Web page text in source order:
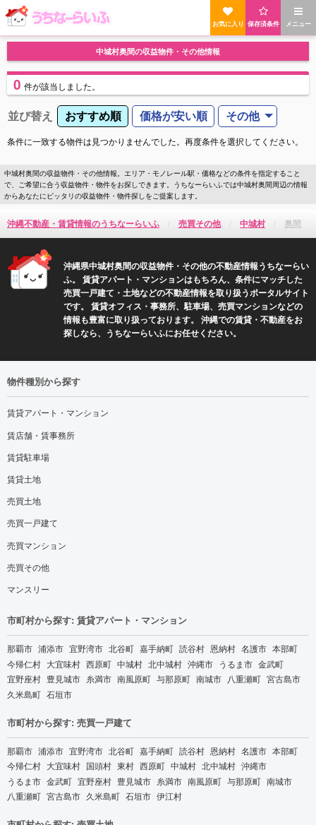
メニュー
保存済条件
お気に入り
中城村奥間の収益物件・その他情報
0 件が該当しました。
並び替え おすすめ順 価格が安い順 その他
条件に一致する物件は見つかりませんでした。再度条件を選択してください。
中城村奥間の収益物件・その他情報。エリア・モノレール駅・価格などの条件を指定すること
で、ご希望に合う収益物件・物件をお探しできます。うちなーらいふでは中城村奥間周辺の情報
からあなたにピッタリの収益物件・物件探しをご提案します。
沖縄不動産・賃貸情報のうちなーらいふ 売買その他 中城村 奥間
沖縄県中城村奥間の収益物件・その他の不動産情報うちなーらい
ふ。 賃貸アパート・マンションはもちろん、条件にマッチした
売買一戸建て・土地などの不動産情報を取り扱うポータルサイト
です。 賃貸オフィス・事務所、駐車場、売買マンションなどの
情報も豊富に取り扱っております。 沖縄での賃貸・不動産をお
探しなら、うちなーらいふにお任せください。
物件種別から探す
賃貸アパート・マンション
賃店舗・賃事務所
賃貸駐車場
賃貸土地
売買土地
売買一戸建て
売買マンション
売買その他
マンスリー
市町村から探す: 賃貸アパート・マンション
那覇市 浦添市 宜野湾市 北谷町 嘉手納町 読谷村 恩納村 名護市 本部町
今帰仁村 大宜味村 西原町 中城村 北中城村 沖縄市 うるま市 金武町
宜野座村 豊見城市 糸満市 南風原町 与那原町 南城市 八重瀬町 宮古島市
久米島町 石垣市
市町村から探す: 売買一戸建て
那覇市 浦添市 宜野湾市 北谷町 嘉手納町 読谷村 恩納村 名護市 本部町
今帰仁村 大宜味村 国頭村 東村 西原町 中城村 北中城村 沖縄市
うるま市 金武町 宜野座村 豊見城市 糸満市 南風原町 与那原町 南城市
八重瀬町 宮古島市 久米島町 石垣市 伊江村